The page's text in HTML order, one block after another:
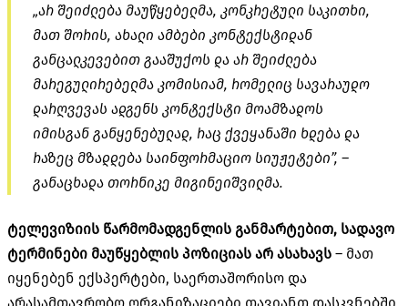
„არ შეიძლება მაუწყებელმა, კონკრეტული საკითხი,
მათ შორის, ახალი ამბები კონტექსტიდან
განცალკევებით გააშუქოს და არ შეიძლება
მარეგულირებელმა კომისიამ, რომელიც სავარაუდო
დარღვევას ადგენს კონტექსტი მოამზადოს
იმისგან განყენებულად, რაც ქვეყანაში ხდება და
რაზეც მზადდება საინფორმაციო სიუჟეტები”, –
განაცხადა თორნიკე მიგინეიშვილმა.
ტელევიზიის წარმომადგენლის განმარტებით, სადავო
ტერმინები მაუწყებლის პოზიციას არ ასახავს – მათ
იყენებენ ექსპერტები, საერთაშორისო და
არასამთავრობო ორგანიზაციები თავიანთ დასკვნებში,